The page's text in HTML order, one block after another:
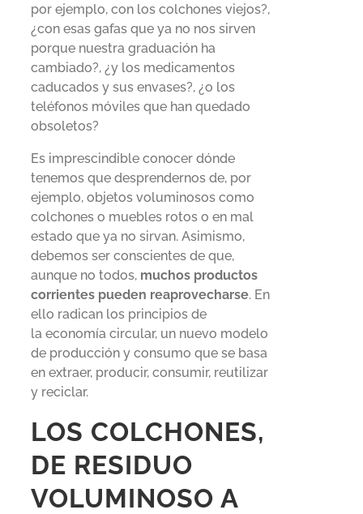
por ejemplo, con los colchones viejos?,
¿con esas gafas que ya no nos sirven
porque nuestra graduación ha
cambiado?, ¿y los medicamentos
caducados y sus envases?, ¿o los
teléfonos móviles que han quedado
obsoletos?
Es imprescindible conocer dónde
tenemos que desprendernos de, por
ejemplo, objetos voluminosos como
colchones o muebles rotos o en mal
estado que ya no sirvan. Asimismo,
debemos ser conscientes de que,
aunque no todos, muchos productos
corrientes pueden reaprovecharse. En
ello radican los principios de
la economía circular, un nuevo modelo
de producción y consumo que se basa
en extraer, producir, consumir, reutilizar
y reciclar.
LOS COLCHONES,
DE RESIDUO
VOLUMINOSO A